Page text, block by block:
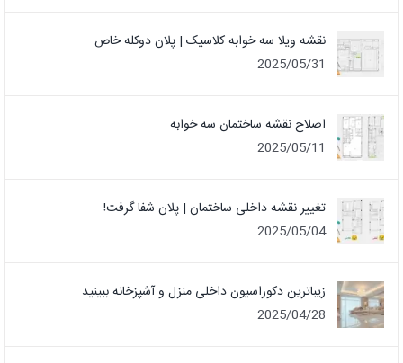
نقشه ویلا سه خوابه کلاسیک | پلان دوکله خاص
2025/05/31
اصلاح نقشه ساختمان سه خوابه
2025/05/11
تغییر نقشه داخلی ساختمان | پلان شفا گرفت!
2025/05/04
زیباترین دکوراسیون داخلی منزل و آشپزخانه ببینید
2025/04/28